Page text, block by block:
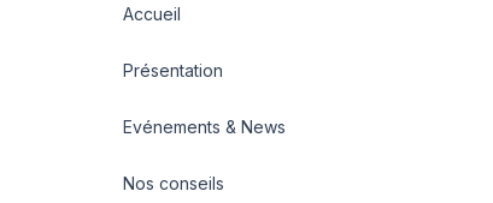
Accueil
Présentation
Evénements & News
Nos conseils